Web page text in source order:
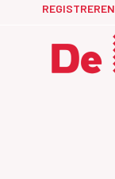
REGISTREREN